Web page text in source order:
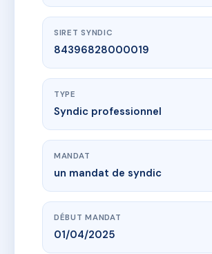
SIRET SYNDIC
84396828000019
TYPE
Syndic professionnel
MANDAT
un mandat de syndic
DÉBUT MANDAT
01/04/2025